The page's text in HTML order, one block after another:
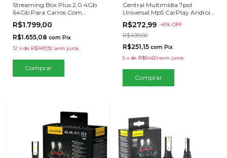
Streaming Box Plus 2.0 4Gb
64Gb Para Carros Com
Sistema Carplay
R$1.799,00
R$1.655,08 com Pix
12 x de R$149,92 sem juros
Central Multimídia 7pol
Universal Mp5 CarPlay Android
Auto Espelhamento Android
IOS 4x50W
R$272,99 -45% OFF
R$499,00
R$251,15 com Pix
5 x de R$54,60 sem juros